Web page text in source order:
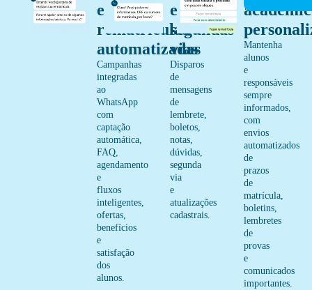
e
rematrículas
automatizadas
Campanhas
integradas
ao
WhatsApp
com
captação
automática,
FAQ,
agendamento
e
fluxos
inteligentes,
ofertas,
benefícios
e
satisfação
dos
alunos.
e
segundas
vias
Disparos
de
mensagens
de
lembrete,
boletos,
notas,
dúvidas,
segunda
via
e
atualizações
cadastrais.
Mantenha
alunos
e
responsáveis
sempre
informados,
com
envios
automatizados
de
prazos
de
matrícula,
boletins,
lembretes
de
provas
e
comunicados
importantes.